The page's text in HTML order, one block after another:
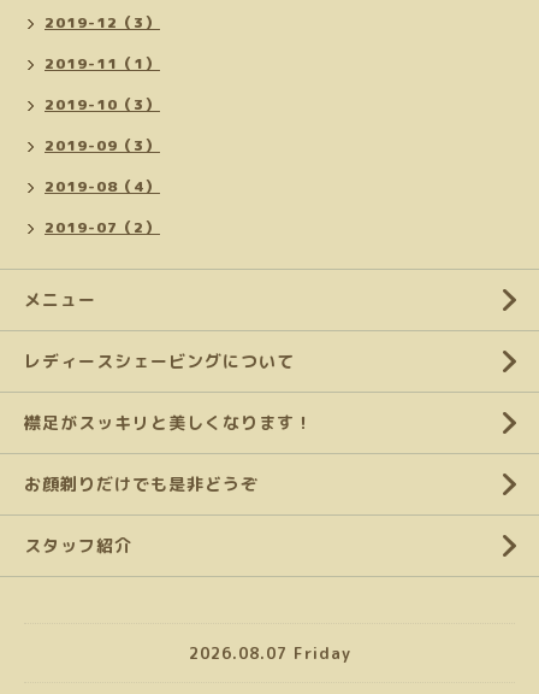
2019-12（3）
2019-11（1）
2019-10（3）
2019-09（3）
2019-08（4）
2019-07（2）
メニュー
レディースシェービングについて
襟足がスッキリと美しくなります！
お顔剃りだけでも是非どうぞ
スタッフ紹介
2026.08.07 Friday